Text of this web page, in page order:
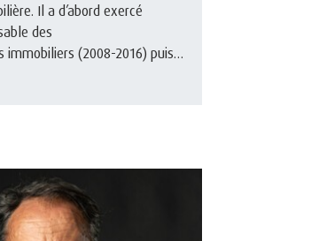
Il a d’abord exercé
des
immobiliers (2008-2016) puis